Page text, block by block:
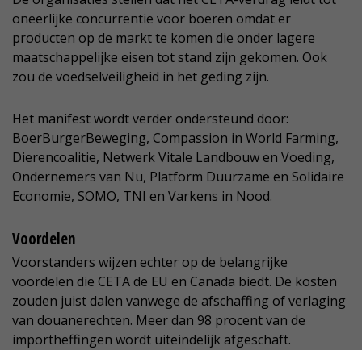
oneerlijke concurrentie voor boeren omdat er
producten op de markt te komen die onder lagere
maatschappelijke eisen tot stand zijn gekomen. Ook
zou de voedselveiligheid in het geding zijn.
Het manifest wordt verder ondersteund door:
BoerBurgerBeweging, Compassion in World Farming,
Dierencoalitie, Netwerk Vitale Landbouw en Voeding,
Ondernemers van Nu, Platform Duurzame en Solidaire
Economie, SOMO, TNI en Varkens in Nood.
Voordelen
Voorstanders wijzen echter op de belangrijke
voordelen die CETA de EU en Canada biedt. De kosten
zouden juist dalen vanwege de afschaffing of verlaging
van douanerechten. Meer dan 98 procent van de
importheffingen wordt uiteindelijk afgeschaft.